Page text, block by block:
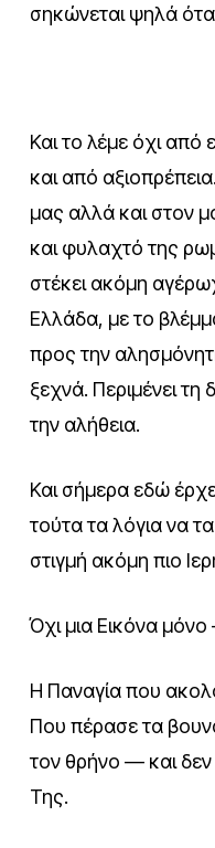
σηκώνεται ψηλά
Και το λέμε όχι
και από
μας αλλά και στον
και φυλαχτό της
στέκει ακόμη
Ελλάδα, με το
προς την
ξεχνά. Περιμένει τη
την αλήθεια.
Και σήμερα εδώ
τούτα τα λόγια να
στιγμή ακόμη πιο
Όχι μια Εικόνα
Η Παναγία που
Που πέρασε τα
τον θρήνο — και
Της.